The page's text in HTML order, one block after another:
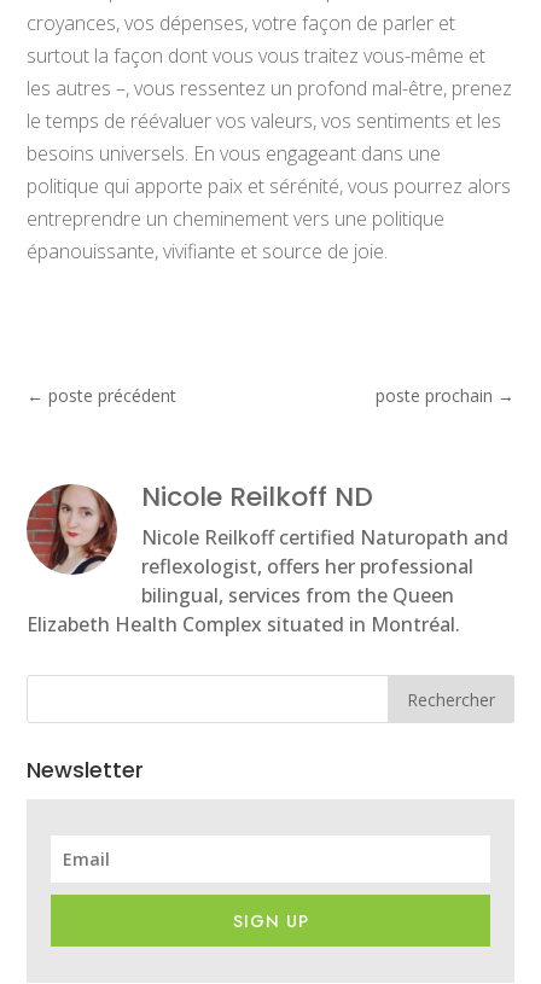
croyances, vos dépenses, votre façon de parler et
surtout la façon dont vous vous traitez vous-même et
les autres –, vous ressentez un profond mal-être, prenez
le temps de réévaluer vos valeurs, vos sentiments et les
besoins universels. En vous engageant dans une
politique qui apporte paix et sérénité, vous pourrez alors
entreprendre un cheminement vers une politique
épanouissante, vivifiante et source de joie.
←poste précédent poste prochain →
Nicole Reilkoff ND
Nicole Reilkoff certified Naturopath and
reflexologist, offers her professional
bilingual, services from the Queen
Elizabeth Health Complex situated in Montréal.
Rechercher
Newsletter
SIGN UP